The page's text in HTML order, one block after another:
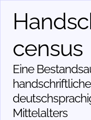
census
Eine
Mittelalters